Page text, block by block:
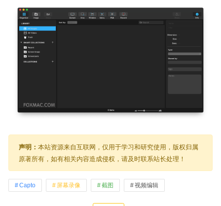
声明： 本站资源来自互联网，仅用于学习和研究使用，版权归属
原著所有，如有相关内容造成侵权，请及时联系站长处理！
Capto 屏幕录像 截图 视频编辑